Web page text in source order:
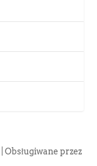
| Obsługiwane przez